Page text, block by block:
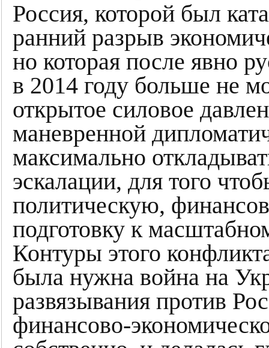
Россия, которой был
ранний разрыв
но которая после явно
в 2014 году больше не
открытое силовое
маневренной
максимально
эскалации, для того
политическую,
подготовку к
Контуры этого
была нужна война на
развязывания против
финансово-